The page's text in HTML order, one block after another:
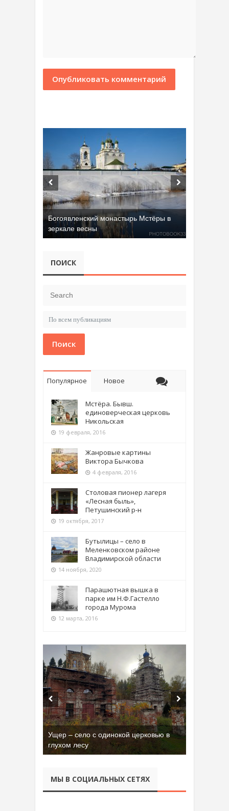
Богоявленский монастырь Мстёры в
зеркале весны
ПОИСК
Поиск
Популярное Новое
Мстёра. Бывш.
единоверческая церковь
Никольская
19 февраля, 2016
Жанровые картины
Виктора Бычкова
4 февраля, 2016
Столовая пионер лагеря
«Лесная быль»,
Петушинский р-н
19 октября, 2017
Бутылицы – село в
Меленковском районе
Владимирской области
14 ноября, 2020
Парашютная вышка в
парке им Н.Ф.Гастелло
города Мурома
12 марта, 2016
Ущер – село с одинокой церковью в
глухом лесу
МЫ В СОЦИАЛЬНЫХ СЕТЯХ